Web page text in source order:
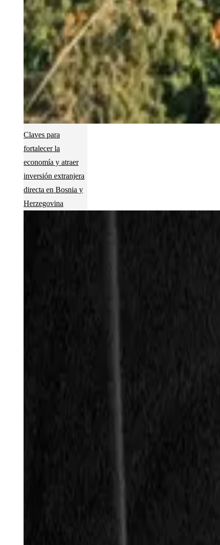
Claves para
fortalecer la
economía y atraer
inversión extranjera
directa en Bosnia y
Herzegovina